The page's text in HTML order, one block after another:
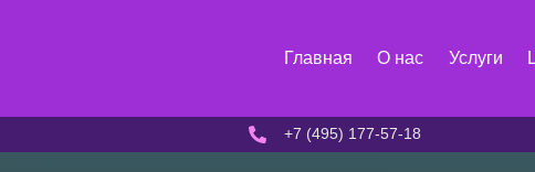
Главная О нас Услуги
+7 (495) 177-57-18